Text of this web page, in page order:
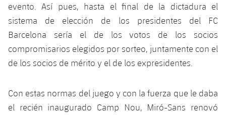
evento. Así pues, hasta el final de la dictadura el
sistema de elección de los presidentes del FC
Barcelona sería el de los votos de los socios
compromisarios elegidos por sorteo, juntamente con el
de los socios de mérito y el de los expresidentes.
Con estas normas del juego y con la fuerza que le daba
el recién inaugurado Camp Nou, Miró-Sans renovó